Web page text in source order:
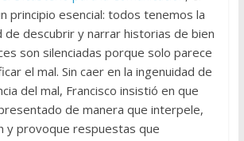
principio esencial: todos tenemos la
de descubrir y narrar historias de bien
son silenciadas porque solo parece
el mal. Sin caer en la ingenuidad de
del mal, Francisco insistió en que
de manera que interpele,
y provoque respuestas que